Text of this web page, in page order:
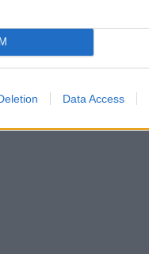
Data Access